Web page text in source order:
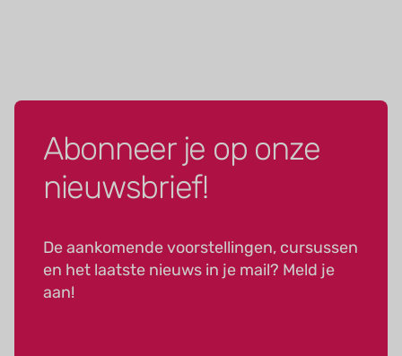
Abonneer je op onze
nieuwsbrief!
De aankomende voorstellingen, cursussen
en het laatste nieuws in je mail? Meld je
aan!